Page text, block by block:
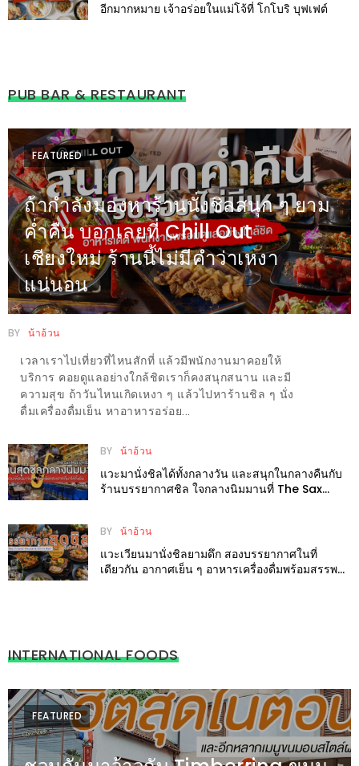
กับ
แจก
ฟรี
LINE
GIFTCODE!
ลายแทง
ความ
อร่อย
ทั่ว
ลุ้น
บัตร
รับ
บุฟเฟ่ต์
ฟรี
ที่
LE
CRYSTAL
เชียงใหม่
รับ
GIFT
VOUCHER
อีกมากหมาย เจ้าอร่อยในแม่โจ้ที่ โกโบริ บุฟเฟต์
PUB BAR & RESTAURANT
FEATURED
ถ้ากำลังมองหาร้านนั่งชิลสนุก ๆ ยาม
ค่ำคืน บอกเลยที่ Chill Out
เชียงใหม่ ร้านนี้ไม่มีคำว่าเหงา
แน่นอน
BY น้าอ้วน
เวลาเราไปเที่ยวที่ไหนสักที่ แล้วมีพนักงานมาคอยให้
บริการ คอยดูแลอย่างใกล้ชิดเราก็คงสนุกสนาน และมี
ความสุข ถ้าวันไหนเกิดเหงา ๆ แล้วไปหาร้านชิล ๆ นั่ง
ดื่มเครื่องดื่มเย็น หาอาหารอร่อย...
BY น้าอ้วน
แวะมานั่งชิลได้ทั้งกลางวัน และสนุกในกลางคืนกับ
ร้านบรรยากาศชิล ใจกลางนิมมานที่ The Sax
BY น้าอ้วน
แวะเวียนมานั่งชิลยามดึก สองบรรยากาศในที่
เดียวกัน อากาศเย็น ๆ อาหารเครื่องดื่มพร้อมสรรพที่
INTERNATIONAL FOODS
FEATURED